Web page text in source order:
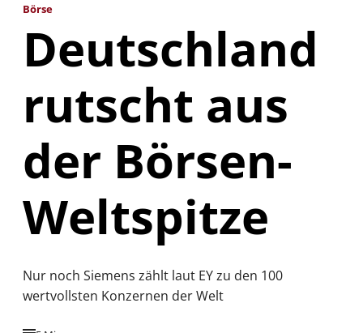
Börse
Deutschland
rutscht aus
der Börsen-
Weltspitze
Nur noch Siemens zählt laut EY zu den 100
wertvollsten Konzernen der Welt